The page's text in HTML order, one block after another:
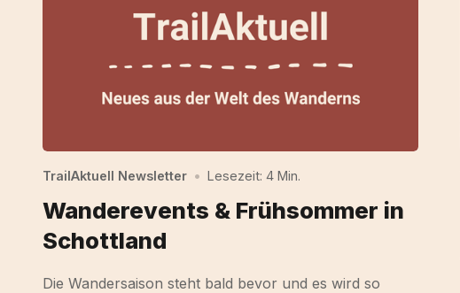
TrailAktuell Newsletter • Lesezeit: 4 Min.
Wanderevents & Frühsommer in
Schottland
Die Wandersaison steht bald bevor und es wird so